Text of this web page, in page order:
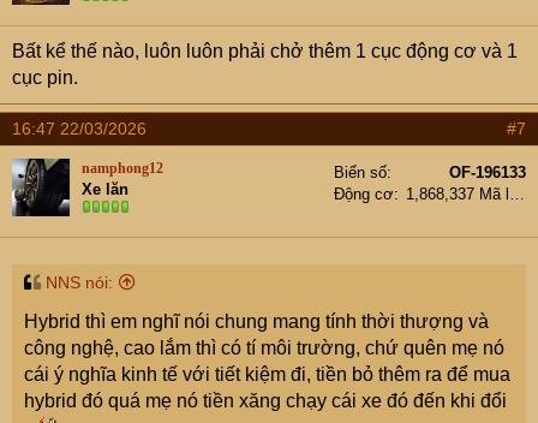
n
s
:
Bất kể thế nào, luôn luôn phải chở thêm 1 cục động cơ và 1
cục pin.
16:47 22/03/2026 #7
namphong12
Xe lăn
Biển số
OF-196133
Động cơ
1,868,337 Mã lực
NNS nói:
Hybrid thì em nghĩ nói chung mang tính thời thượng và
công nghệ, cao lắm thì có tí môi trường, chứ quên mẹ nó
cái ý nghĩa kinh tế với tiết kiệm đi, tiền bỏ thêm ra để mua
hybrid đó quá mẹ nó tiền xăng chạy cái xe đó đến khi đổi